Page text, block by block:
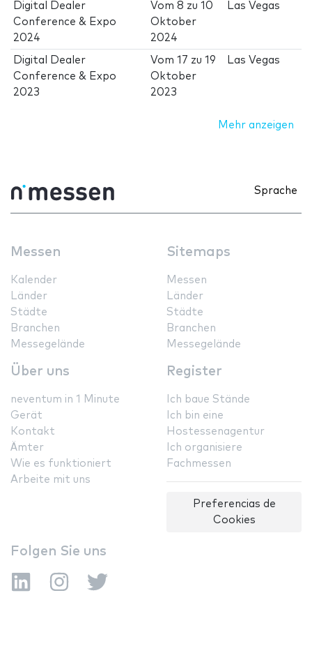
Digital Dealer
Conference & Expo
2024
Vom8 zu10
Oktober
2024
Las Vegas
Digital Dealer
Conference & Expo
2023
Vom17 zu19
Oktober
2023
Las Vegas
Mehr anzeigen
Sprache
Messen
Kalender
Länder
Städte
Branchen
Messegelände
Sitemaps
Messen
Länder
Städte
Branchen
Messegelände
Über uns
neventum in 1 Minute
Gerät
Kontakt
Ämter
Wie es funktioniert
Arbeite mit uns
Register
Ich baue Stände
Ich bin eine
Hostessenagentur
Ich organisiere
Fachmessen
Preferencias de
Cookies
Folgen Sie uns